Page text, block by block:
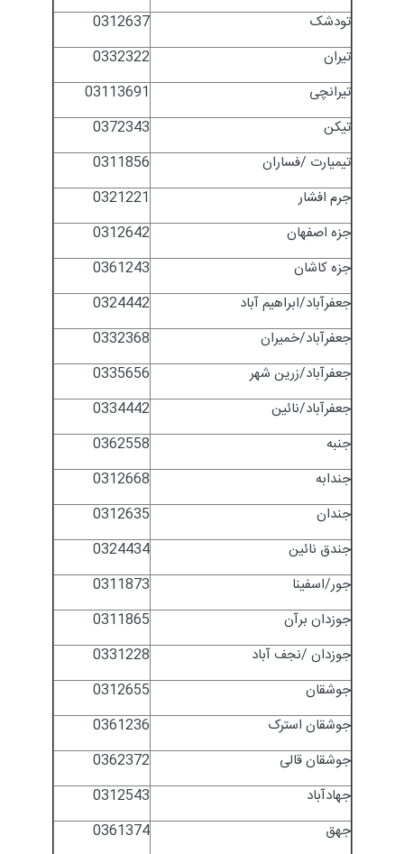
0312637
تودشک
0332322
تیران
03113691
تیرانچی
0372343
تیکن
0311856
تیمیارت /فساران
0321221
جرم افشار
0312642
جزه اصفهان
0361243
جزه کاشان
0324442
جعفرآباد/ابراهیم آباد
0332368
جعفرآباد/خمیران
0335656
جعفرآباد/زرین شهر
0334442
جعفرآباد/نائین
0362558
جنبه
0312668
جندابه
0312635
جندان
0324434
جندق نائین
0311873
جور/اسفینا
0311865
جوزدان برآن
0331228
جوزدان /نجف آباد
0312655
جوشقان
0361236
جوشقان استرک
0362372
جوشقان قالی
0312543
جهادآباد
0361374
جهق